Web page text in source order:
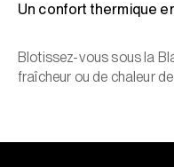
Un confort thermique
Blotissez-vous sous la
fraîcheur ou de chaleur